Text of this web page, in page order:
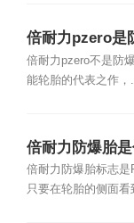
倍耐力pzero是
倍耐力pzero不是防
能轮胎的代表之作，...
倍耐力防爆胎
倍耐力防爆胎标志是
只要在轮胎的侧面看